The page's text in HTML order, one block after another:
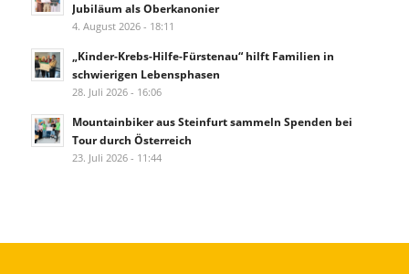
Jubiläum als Oberkanonier
4. August 2026 - 18:11
„Kinder-Krebs-Hilfe-Fürstenau“ hilft Familien in
schwierigen Lebensphasen
28. Juli 2026 - 16:06
Mountainbiker aus Steinfurt sammeln Spenden bei
Tour durch Österreich
23. Juli 2026 - 11:44